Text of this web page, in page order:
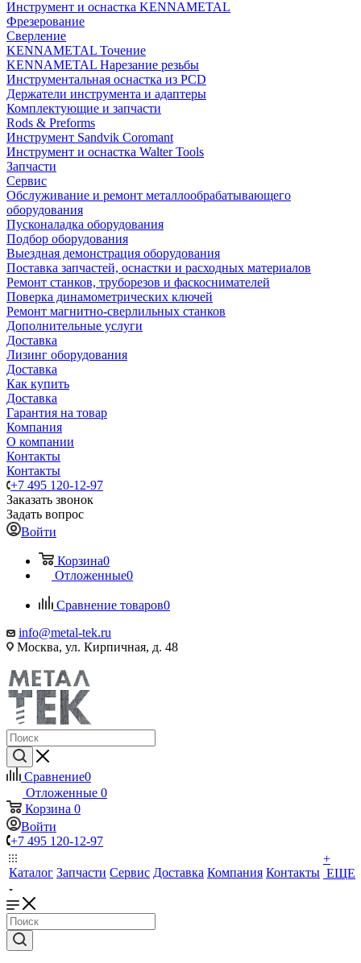
Инструмент и оснастка KENNAMETAL
Фрезерование
Сверление
KENNAMETAL Точение
KENNAMETAL Нарезание резьбы
Инструментальная оснастка из PCD
Держатели инструмента и адаптеры
Комплектующие и запчасти
Rods & Preforms
Инструмент Sandvik Coromant
Инструмент и оснастка Walter Tools
Запчасти
Сервис
Обслуживание и ремонт металлообрабатывающего
оборудования
Пусконаладка оборудования
Подбор оборудования
Выездная демонстрация оборудования
Поставка запчастей, оснастки и расходных материалов
Ремонт станков, труборезов и фаскоснимателей
Поверка динамометрических ключей
Ремонт магнитно-сверлильных станков
Дополнительные услуги
Доставка
Лизинг оборудования
Доставка
Как купить
Доставка
Гарантия на товар
Компания
О компании
Контакты
Контакты
+7 495 120-12-97
Заказать звонок
Задать вопрос
Войти
Корзина0
Отложенные0
Сравнение товаров0
info@metal-tek.ru
Москва, ул. Кирпичная, д. 48
Сравнение0
Отложенные 0
Корзина 0
Войти
+7 495 120-12-97
Каталог Запчасти Сервис Доставка Компания Контакты
+
ЕЩЕ